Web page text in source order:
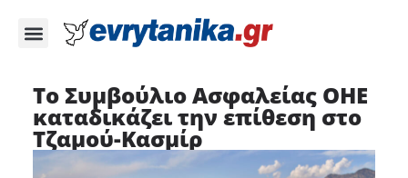
Το Συμβούλιο Ασφαλείας ΟΗΕ
καταδικάζει την επίθεση στο
Τζαμού-Κασμίρ